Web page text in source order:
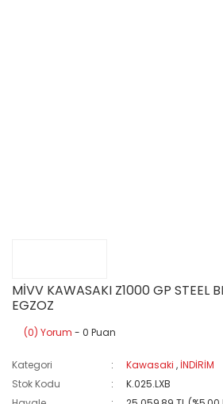
MİVV KAWASAKI Z1000 GP STEEL
EGZOZ
(0) Yorum - 0 Puan
Kategori Kawasaki , İNDİRİM
Stok Kodu
K.025.LXB